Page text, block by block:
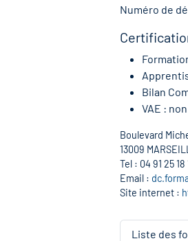
Numéro de
Bilan
VAE : non
Boulevard
13009
Tel : 04 91 25 18
Email :
Site internet :
Liste des